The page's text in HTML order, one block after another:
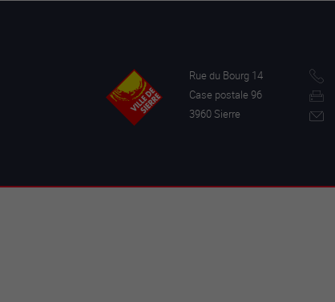
Rue du Bourg 14
Case postale 96
3960 Sierre